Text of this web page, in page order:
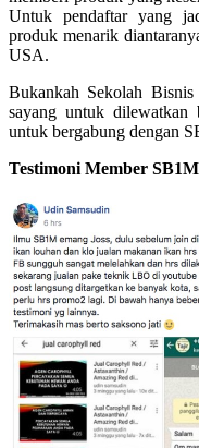
Untuk pendaftar yang
produk menarik
USA.
Bukankah Sekolah
sayang untuk
untuk bergabung dengan
Testimoni Member SB1M